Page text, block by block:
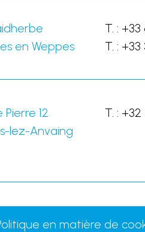
en Weppes
T. : +33
T. : +33
12
lez-Anvaing
T. : +32
en matière de